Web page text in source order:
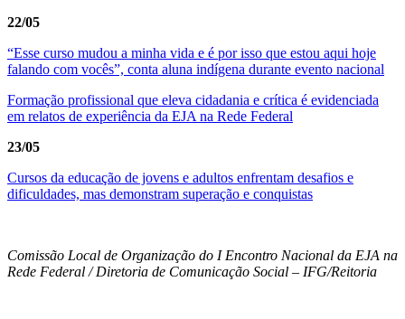
22/05
“Esse curso mudou a minha vida e é por isso que estou aqui hoje
falando com vocês”, conta aluna indígena durante evento nacional
Formação profissional que eleva cidadania e crítica é evidenciada
em relatos de experiência da EJA na Rede Federal
23/05
Cursos da educação de jovens e adultos enfrentam desafios e
dificuldades, mas demonstram superação e conquistas
Comissão Local de Organização do I Encontro Nacional da EJA na
Rede Federal / Diretoria de Comunicação Social – IFG/Reitoria